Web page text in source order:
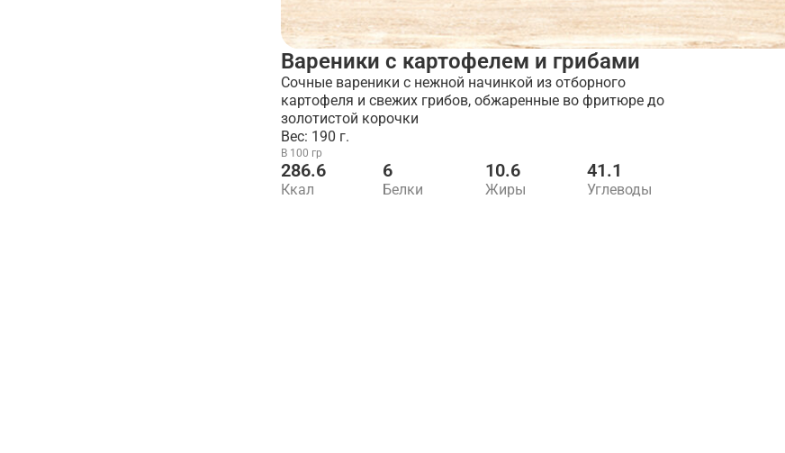
Вареники с картофелем и грибами
Сочные вареники с нежной начинкой из отборного
картофеля и свежих грибов, обжаренные во фритюре до
золотистой корочки
Вес: 190 г.
В 100 гр
286.6
Ккал
6
Белки
10.6
Жиры
41.1
Углеводы